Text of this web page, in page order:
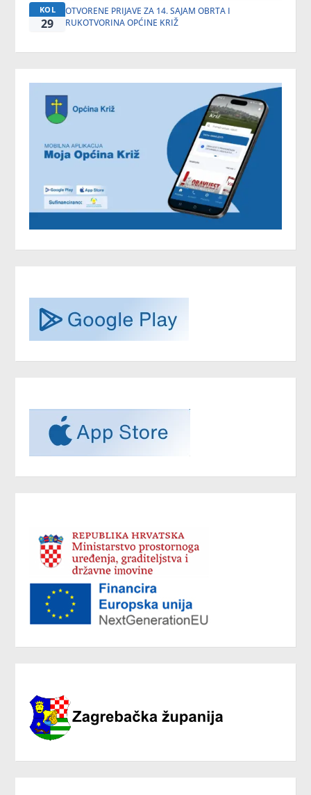
KOL
29
OTVORENE PRIJAVE ZA 14. SAJAM OBRTA I
RUKOTVORINA OPĆINE KRIŽ